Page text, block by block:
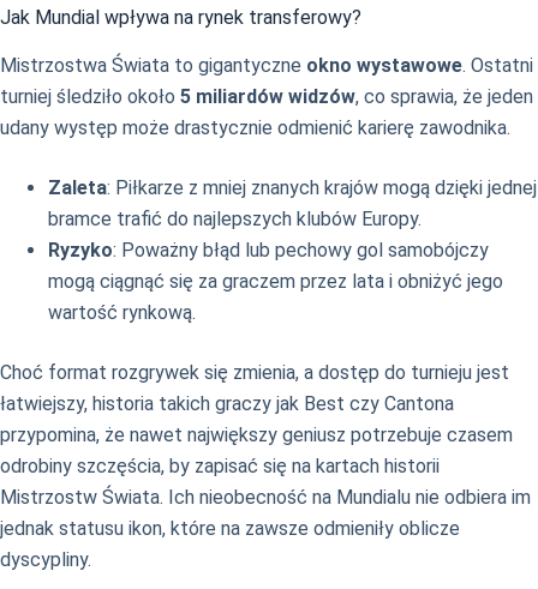
Jak Mundial wpływa na rynek transferowy?
Mistrzostwa Świata to gigantyczne okno wystawowe. Ostatni
turniej śledziło około 5 miliardów widzów, co sprawia, że jeden
udany występ może drastycznie odmienić karierę zawodnika.
Zaleta: Piłkarze z mniej znanych krajów mogą dzięki jednej
bramce trafić do najlepszych klubów Europy.
Ryzyko: Poważny błąd lub pechowy gol samobójczy
mogą ciągnąć się za graczem przez lata i obniżyć jego
wartość rynkową.
Choć format rozgrywek się zmienia, a dostęp do turnieju jest
łatwiejszy, historia takich graczy jak Best czy Cantona
przypomina, że nawet największy geniusz potrzebuje czasem
odrobiny szczęścia, by zapisać się na kartach historii
Mistrzostw Świata. Ich nieobecność na Mundialu nie odbiera im
jednak statusu ikon, które na zawsze odmieniły oblicze
dyscypliny.